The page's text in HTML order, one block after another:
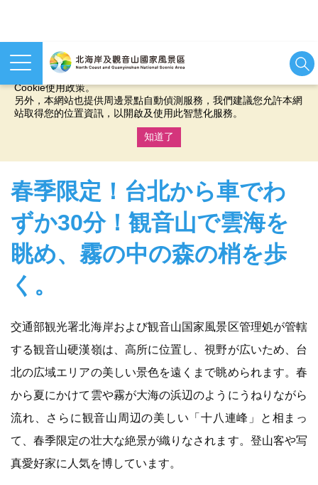
本網站使用cookies等相關技術以持續優化網站服務，並有助於為
您提供更佳的體驗，當您繼續使用本網站即表示您同意我們的
Cookie使用政策。
另外，本網站也提供周邊景點自動偵測服務，我們建議您允許本網
站取得您的位置資訊，以開啟及使用此智慧化服務。
知道了
春季限定！台北から車でわ
ずか30分！観音山で雲海を
眺め、霧の中の森の梢を歩
く。
交通部観光署北海岸および観音山国家風景区管理処が管轄
する観音山硬漢嶺は、高所に位置し、視野が広いため、台
北の広域エリアの美しい景色を遠くまで眺められます。春
から夏にかけて雲や霧が大海の浜辺のようにうねりながら
流れ、さらに観音山周辺の美しい「十八連峰」と相まっ
て、春季限定の壮大な絶景が織りなされます。登山客や写
真愛好家に人気を博しています。